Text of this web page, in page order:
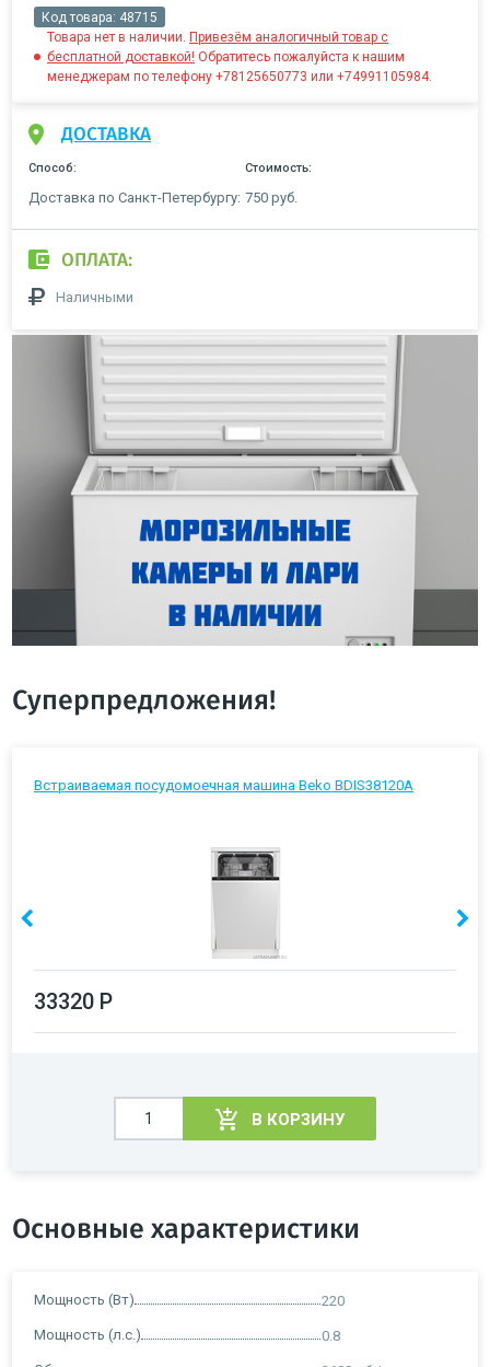
Код товара: 48715
Товара нет в наличии. Привезём аналогичный товар с
бесплатной доставкой! Обратитесь пожалуйста к нашим
менеджерам по телефону +78125650773 или +74991105984.
ДОСТАВКА
Способ: Стоимость:
Доставка по Санкт-Петербургу: 750 руб.
ОПЛАТА:
Наличными
Суперпредложения!
Встраиваемая посудомоечная машина Beko BDIS38120A
33320 Р
В КОРЗИНУ
Основные характеристики
Мощность (Вт) 220
Мощность (л.с.) 0.8